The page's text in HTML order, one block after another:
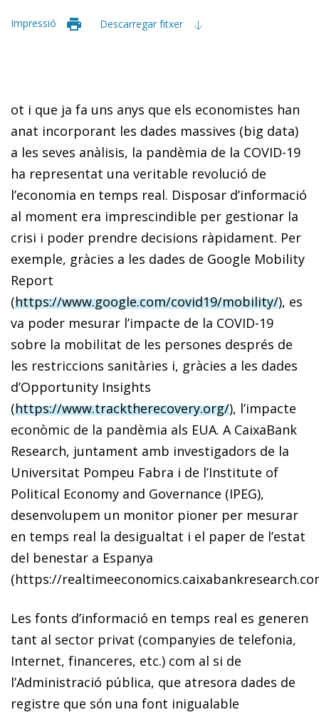
Impressió Descarregar fitxer
ot i que ja fa uns anys que els economistes han
anat incorporant les dades massives (big data)
a les seves anàlisis, la pandèmia de la COVID-19
ha representat una veritable revolució de
l’economia en temps real. Disposar d’informació
al moment era imprescindible per gestionar la
crisi i poder prendre decisions ràpidament. Per
exemple, gràcies a les dades de Google Mobility
Report
(https://www.google.com/covid19/mobility/), es
va poder mesurar l’impacte de la COVID-19
sobre la mobilitat de les persones després de
les restriccions sanitàries i, gràcies a les dades
d’Opportunity Insights
(https://www.tracktherecovery.org/), l’impacte
econòmic de la pandèmia als EUA. A CaixaBank
Research, juntament amb investigadors de la
Universitat Pompeu Fabra i de l’Institute of
Political Economy and Governance (IPEG),
desenvolupem un monitor pioner per mesurar
en temps real la desigualtat i el paper de l’estat
del benestar a Espanya
(https://
Les fonts d’informació en temps real es generen
tant al sector privat (companyies de telefonia,
Internet, financeres, etc.) com al si de
l’Administració pública, que atresora dades de
registre que són una font inigualable